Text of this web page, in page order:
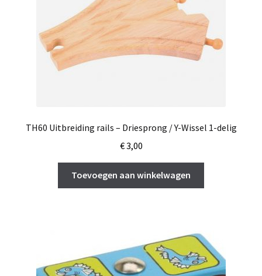
TH60 Uitbreiding rails – Driesprong / Y-Wissel 1-delig
€3,00
Toevoegen aan winkelwagen